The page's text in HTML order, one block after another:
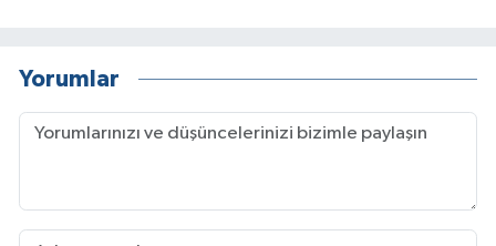
Yorumlar